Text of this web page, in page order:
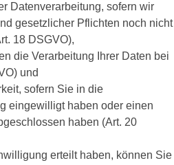
Datenverarbeitung, sofern wir
gesetzlicher Pflichten noch nicht
18 DSGVO),
die Verarbeitung Ihrer Daten bei
und
sofern Sie in die
eingewilligt haben oder einen
haben (Art. 20
erteilt haben, können Sie